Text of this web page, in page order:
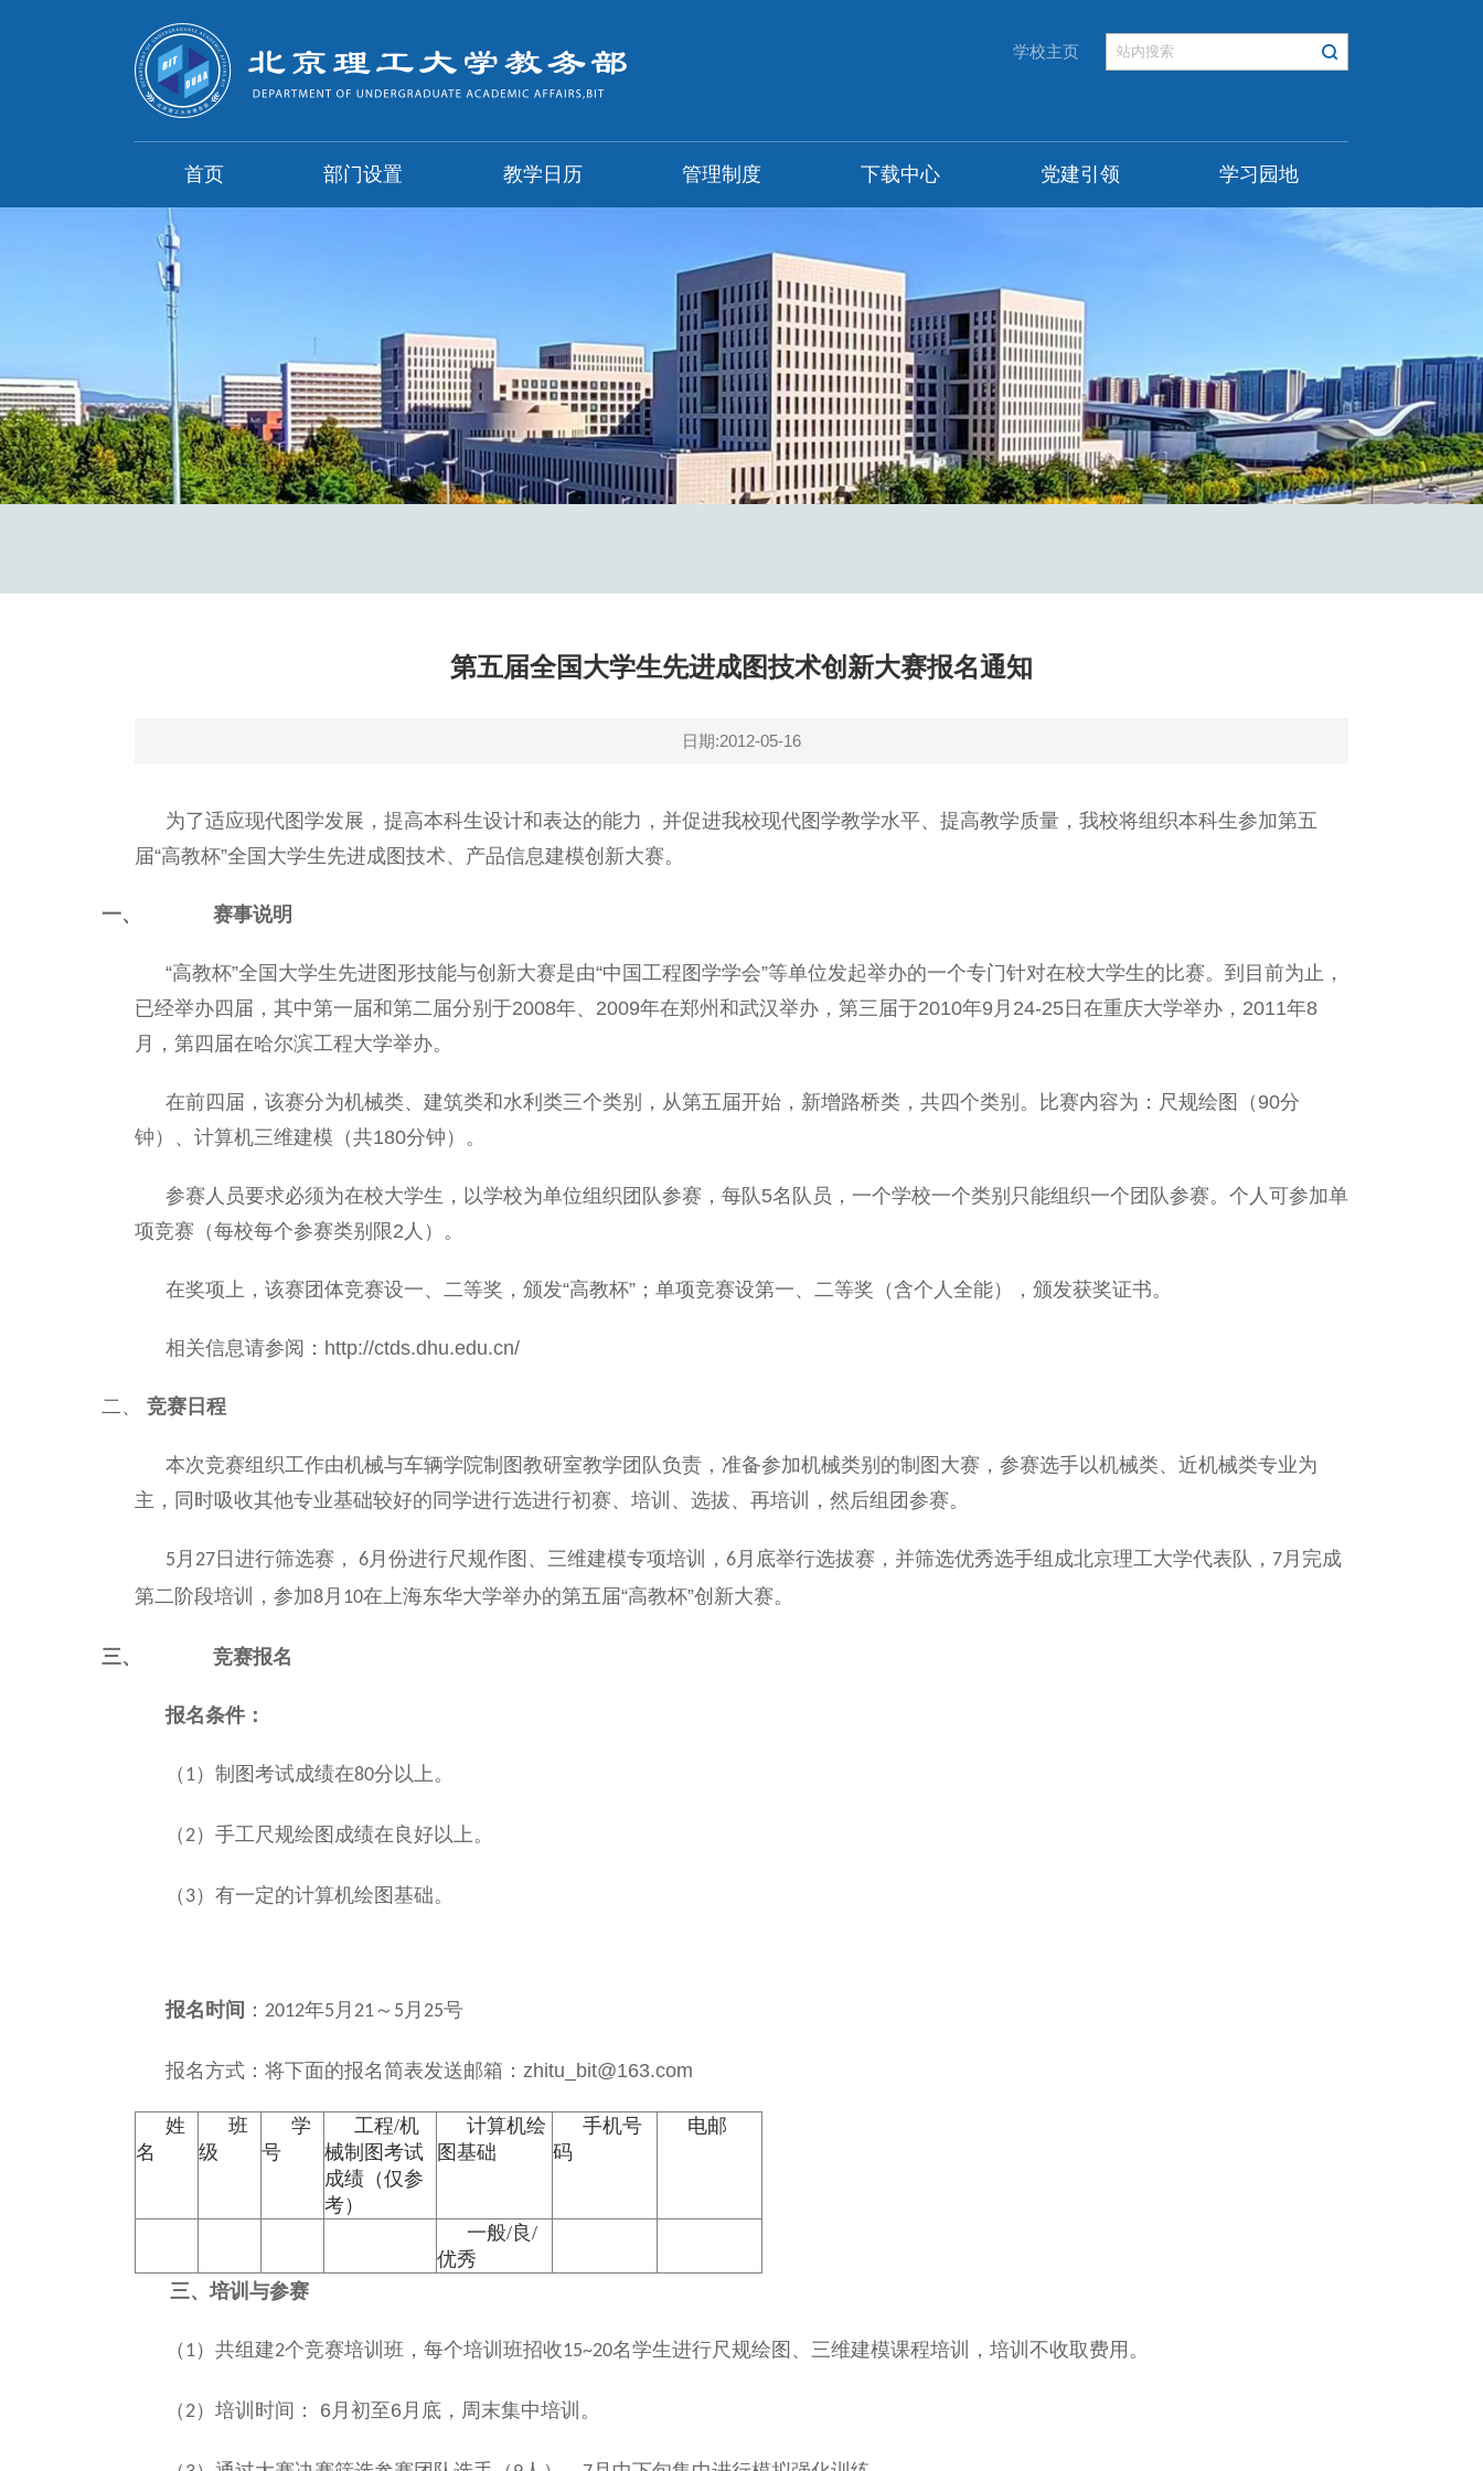
学校主页
首页 部门设置 教学日历 管理制度 下载中心 党建引领 学习园地
第五届全国大学生先进成图技术创新大赛报名通知
日期:2012-05-16
为了适应现代图学发展，提高本科生设计和表达的能力，并促进我校现代图学教学水平、提高教学质量，我校将组织本科生参加第五
届“高教杯”全国大学生先进成图技术、产品信息建模创新大赛。
一、 赛事说明
“高教杯”全国大学生先进图形技能与创新大赛是由“中国工程图学学会”等单位发起举办的一个专门针对在校大学生的比赛。到目前为止，
已经举办四届，其中第一届和第二届分别于2008年、2009年在郑州和武汉举办，第三届于2010年9月24-25日在重庆大学举办，2011年8
月，第四届在哈尔滨工程大学举办。
在前四届，该赛分为机械类、建筑类和水利类三个类别，从第五届开始，新增路桥类，共四个类别。比赛内容为：尺规绘图（90分
钟）、计算机三维建模（共180分钟）。
参赛人员要求必须为在校大学生，以学校为单位组织团队参赛，每队5名队员，一个学校一个类别只能组织一个团队参赛。个人可参加单
项竞赛（每校每个参赛类别限2人）。
在奖项上，该赛团体竞赛设一、二等奖，颁发“高教杯”；单项竞赛设第一、二等奖（含个人全能），颁发获奖证书。
相关信息请参阅：http://ctds.dhu.edu.cn/
二、 竞赛日程
本次竞赛组织工作由机械与车辆学院制图教研室教学团队负责，准备参加机械类别的制图大赛，参赛选手以机械类、近机械类专业为
主，同时吸收其他专业基础较好的同学进行选进行初赛、培训、选拔、再培训，然后组团参赛。
5月 27 日进行筛选赛， 6月份进行尺规作图、三维建模专项培训， 6 月底举行选拔赛，并筛选优秀选手组成北京理工大学代表队， 7 月完成
第二阶段培训，参加8 月 10在上海东华大学举办的第五届“高教杯”创新大赛。
三、 竞赛报名
报名条件：
（ 1）制图考试成绩在80分以上。
（2）手工尺规绘图成绩在良好以上。
（ 3）有一定的计算机绘图基础。
报名时间 ： 2012年5 月 21～ 5 月 25号
报名方式：将下面的报名简表发送邮箱：zhitu_bit@163.com
姓
名
班
级
学
号
工程/机
械制图考试
成绩（仅参
考）
计算机绘
图基础
手机号
码
电邮
一般/良/
优秀
三、培训与参赛
（ 1）共组建2个竞赛培训班，每个培训班招收15~20名学生进行尺规绘图、三维建模课程培训，培训不收取费用。
（2）培训时间： 6月初至6月底，周末集中培训。